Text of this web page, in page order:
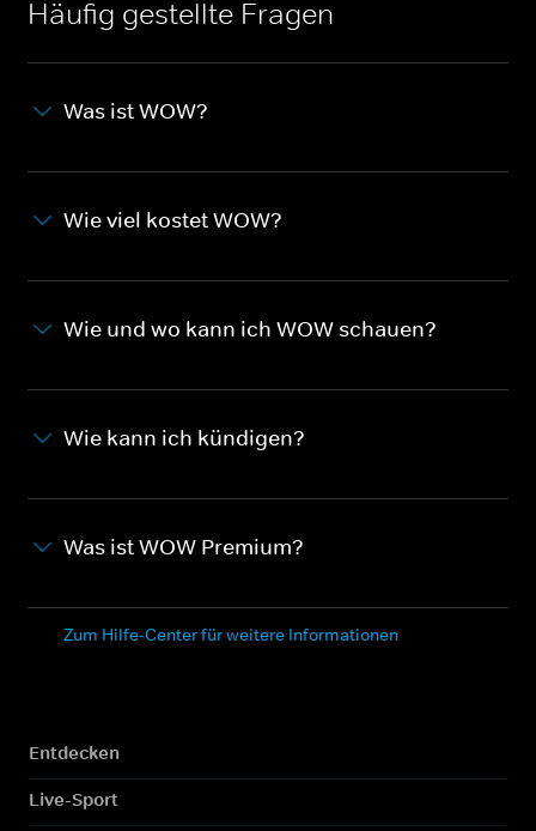
Häufig gestellte Fragen
Was ist WOW?
Wie viel kostet WOW?
Wie und wo kann ich WOW schauen?
Wie kann ich kündigen?
Was ist WOW Premium?
Zum Hilfe-Center für weitere Informationen
Entdecken
Live-Sport